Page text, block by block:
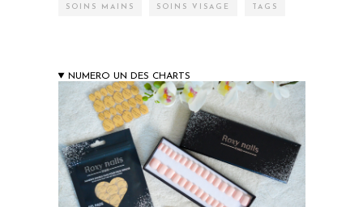
SOINS MAINS SOINS VISAGE TAGS
NUMERO UN DES CHARTS